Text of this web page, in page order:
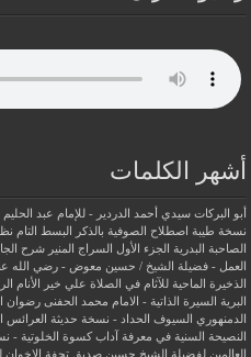
أشهر الكلمات
أبو البركات سيدي أحمد الدردير - للإمام عبد
نسخة طيبة اصطلاح الصوفية بالذكر البسط التام
الصاحبة البدرية
الجزء الأول السراج المنير شرح
العمل - فضيلة الشيخ / حسين معوض - رضي الله
الذخيرة الماحية للآثام في الصلاة علي خير الأنام
البرية
السيرة الذاتية - الامام محمد الحفنى رضوان
الدمنهوري
السيوف الحداد - نسخة حديثة
النصيحة السنية في معرفة آداب كسوة الخلوتية -
العالمين لفضيلة الشيخ حسين صديق
تحفة الإخوان